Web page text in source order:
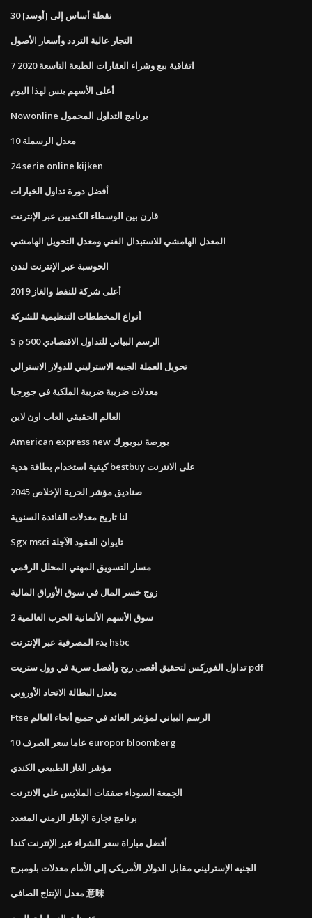
30 نقطة أساس إلى [أوسد]
التجار عالية التردد وأسعار الأصول
اتفاقية بيع وشراء العقارات الطبعة التاسعة 2020 7
أعلى الأسهم بنس لهذا اليوم
Nowonline برنامج التداول المحمول
10 معدل الرسملة
24 serie online kijken
أفضل دورة تداول الخيارات
قارن بين الوسطاء الكنديين عبر الإنترنت
المعدل الهامشي للاستبدال الفني ومعدل التحويل الهامشي
الحوسبة عبر الإنترنت لندن
أعلى شركة للنفط والغاز 2019
أنواع المخططات التنظيمية للشركة
S p 500 الرسم البياني للتداول الاقتصادي
تحويل العملة الجنيه الاسترليني للدولار الاسترالي
معدلات ضريبة ضريبة الملكية في جورجيا
العالم الحقيقي العاب اون لاين
American express new بورصة نيويورك
كيفية استخدام بطاقة هدية bestbuy على الانترنت
صناديق مؤشر الحرية الإخلاص 2045
لنا تاريخ معدلات الفائدة السنوية
Sgx msci تايوان العقود الآجلة
مسار التسويق المهني المحلل الرقمي
زوج خسر المال في سوق الأوراق المالية
سوق الأسهم الألمانية الحرب العالمية 2
بدء المصرفية عبر الإنترنت hsbc
تداول الفوركس لتحقيق أقصى ربح وأفضل سرية في وول ستريت pdf
معدل البطالة الاتحاد الأوروبي
Ftse الرسم البياني لمؤشر العائد في جميع أنحاء العالم
10 عاما سعر الصرف europor bloomberg
مؤشر الغاز الطبيعي الكندي
الجمعة السوداء صفقات الملابس على الانترنت
برنامج تجارة الإطار الزمني المتعدد
أفضل مباراة سعر الشراء عبر الإنترنت كندا
الجنيه الإسترليني مقابل الدولار الأمريكي إلى الأمام معدلات بلومبرج
معدل الإنتاج الصافي 意味